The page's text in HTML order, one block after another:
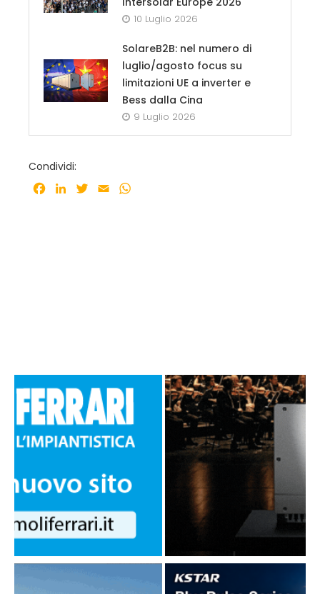
10 Luglio 2026
SolareB2B: nel numero di
luglio/agosto focus su
limitazioni UE a inverter e
Bess dalla Cina
9 Luglio 2026
Condividi:
Facebook
LinkedInTwitter
Email